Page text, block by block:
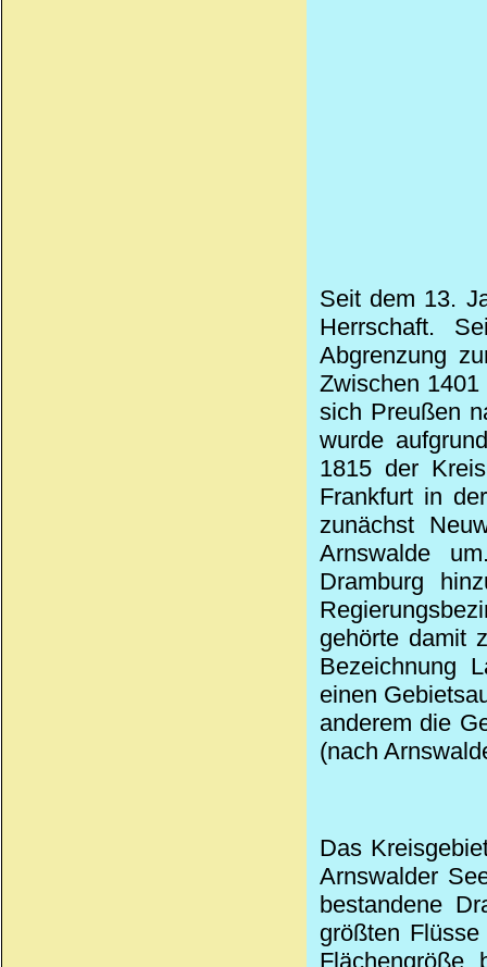
Seit dem 13.
Herrschaft.
Abgrenzung
Zwischen
sich Preußen
wurde
1815 der
Frankfurt in
zunächst
Arnswalde
Dramburg
gehörte damit
Bezeichnung
einen
anderem die
(nach
Das
Arnswalder
bestandene
größten